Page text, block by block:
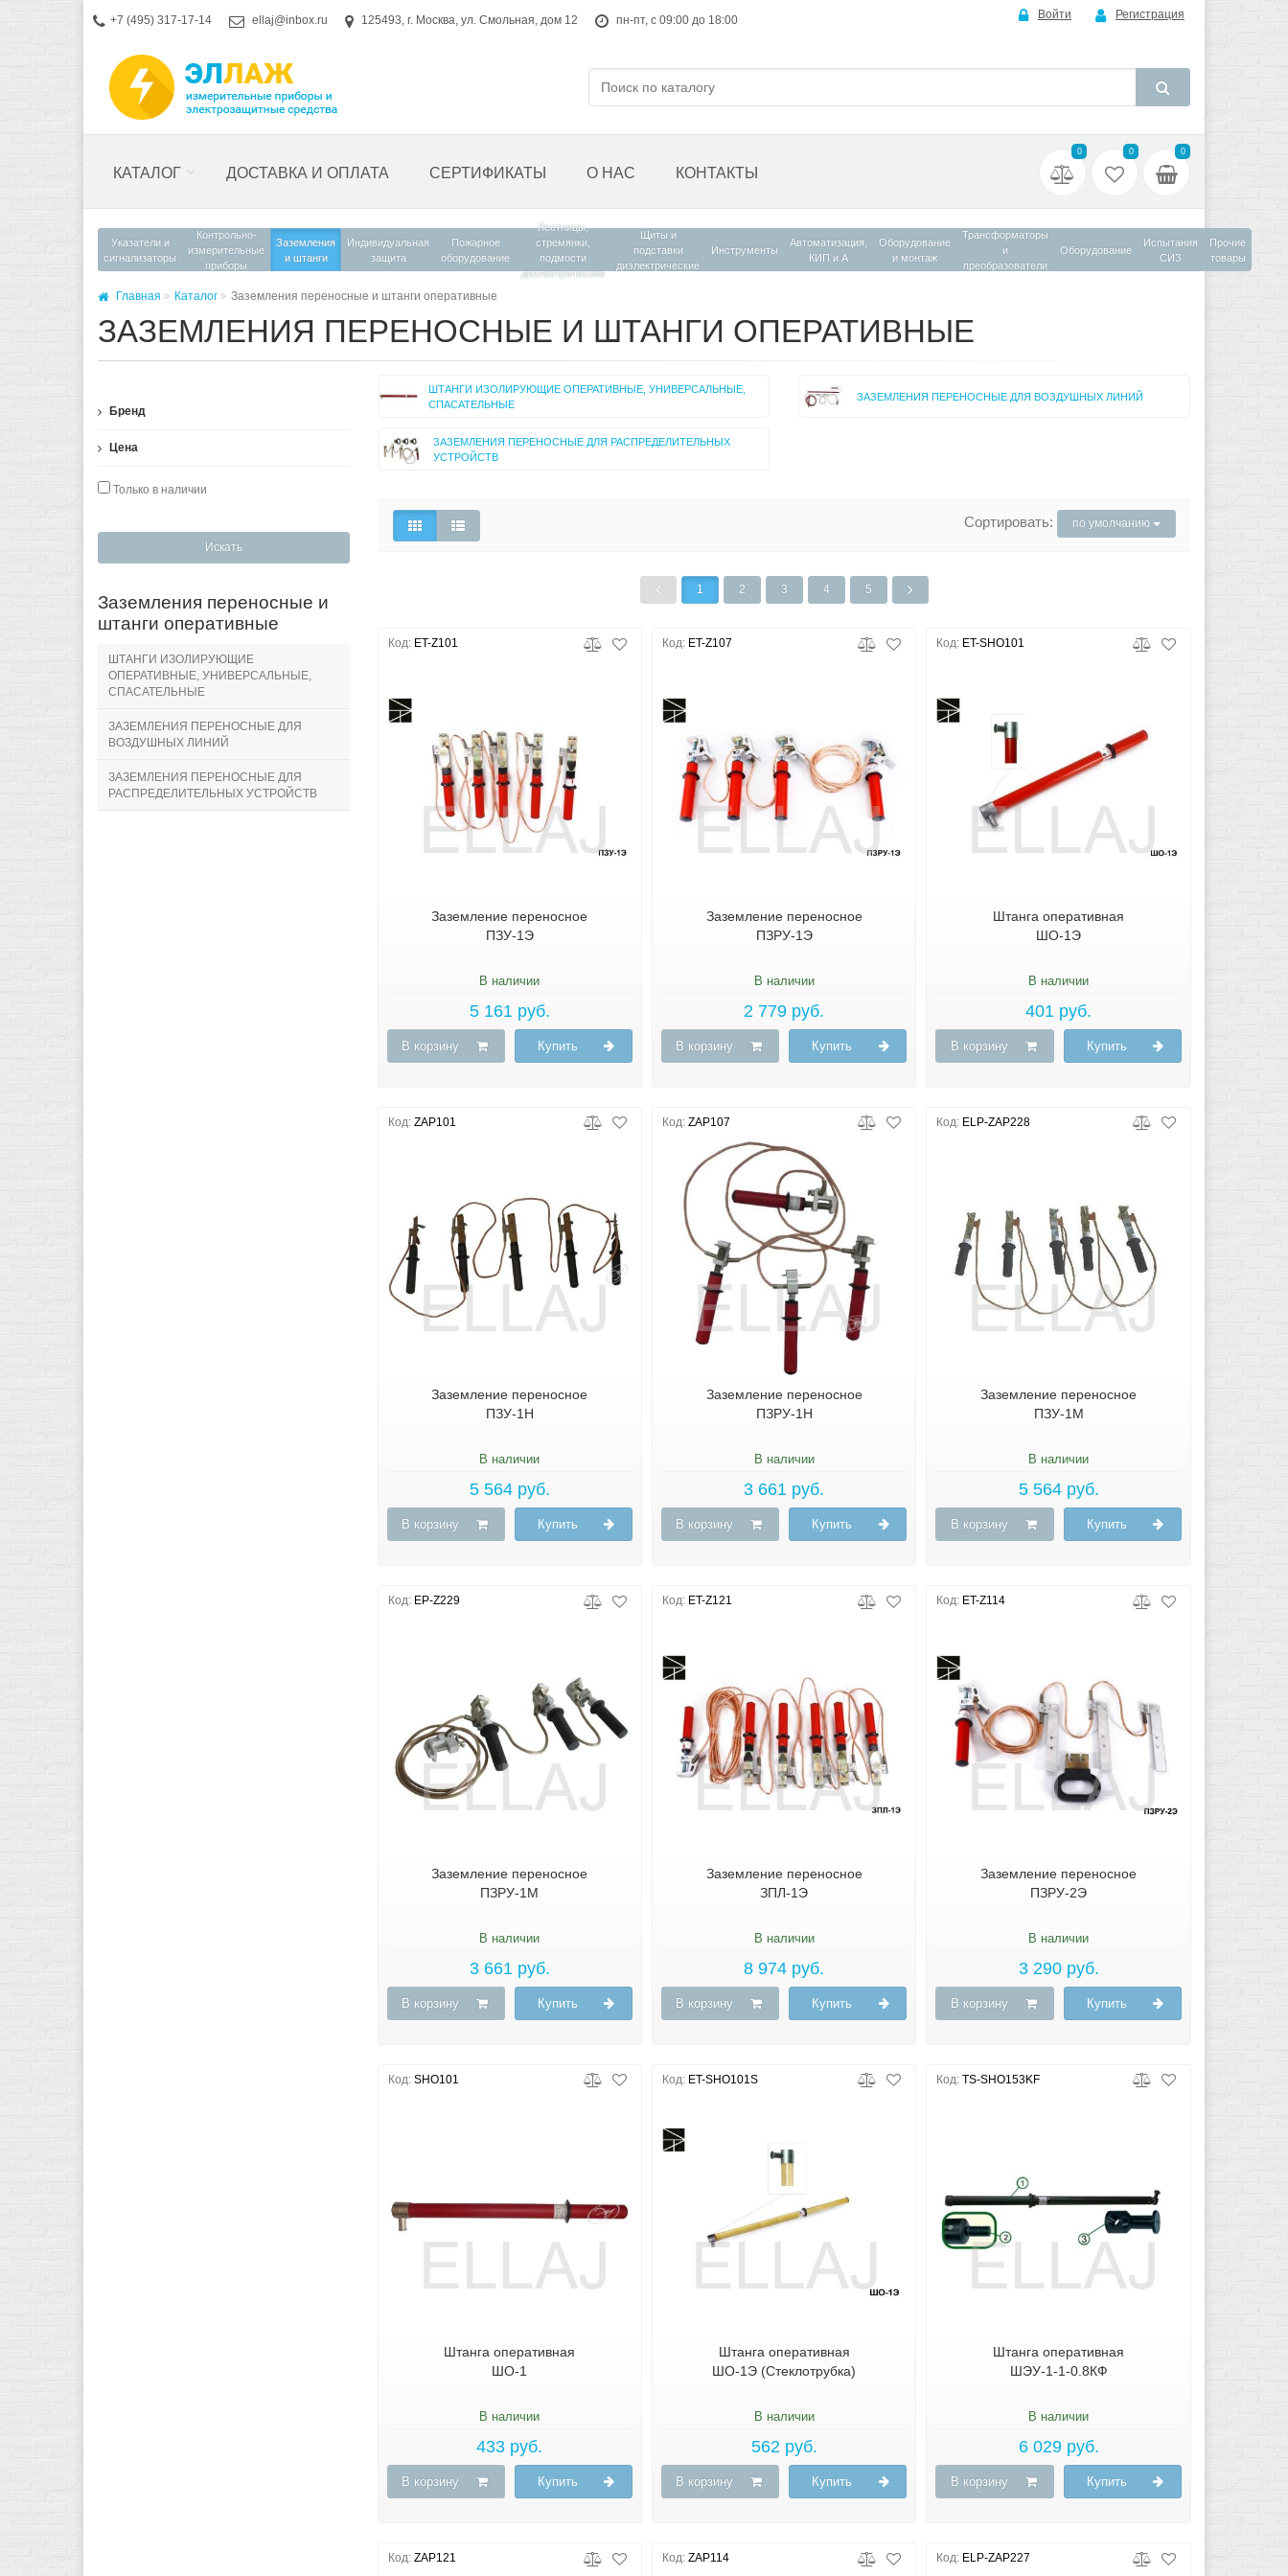
+7 (495) 317-17-14 ellaj@inbox.ru 125493, г. Москва, ул. Смольная, дом 12 пн-пт, с 09:00 до 18:00 Войти Регистрация
КАТАЛОГ ДОСТАВКА И ОПЛАТА СЕРТИФИКАТЫ О НАС КОНТАКТЫ
0 0 0
Указатели и
сигнализаторы
Контрольно-
измерительные
приборы
Заземления
и штанги
Индивидуальная
защита
Пожарное
оборудование
Лестницы,
стремянки,
подмости
диэлектрические
Щиты и
подставки
диэлектрические
Инструменты
Автоматизация,
КИП и А
Оборудование
и монтаж
Трансформаторы
и
преобразователи
Оборудование
Испытания
СИЗ
Прочие
товары
Главная Каталог Заземления переносные и штанги оперативные
ЗАЗЕМЛЕНИЯ ПЕРЕНОСНЫЕ И ШТАНГИ ОПЕРАТИВНЫЕ
Бренд
Цена
Только в наличии
Искать
Заземления переносные и
штанги оперативные
ШТАНГИ ИЗОЛИРУЮЩИЕ
ОПЕРАТИВНЫЕ, УНИВЕРСАЛЬНЫЕ,
СПАСАТЕЛЬНЫЕ
ЗАЗЕМЛЕНИЯ ПЕРЕНОСНЫЕ ДЛЯ
ВОЗДУШНЫХ ЛИНИЙ
ЗАЗЕМЛЕНИЯ ПЕРЕНОСНЫЕ ДЛЯ
РАСПРЕДЕЛИТЕЛЬНЫХ УСТРОЙСТВ
ШТАНГИ ИЗОЛИРУЮЩИЕ ОПЕРАТИВНЫЕ, УНИВЕРСАЛЬНЫЕ,
СПАСАТЕЛЬНЫЕ
ЗАЗЕМЛЕНИЯ ПЕРЕНОСНЫЕ ДЛЯ ВОЗДУШНЫХ ЛИНИЙ
ЗАЗЕМЛЕНИЯ ПЕРЕНОСНЫЕ ДЛЯ РАСПРЕДЕЛИТЕЛЬНЫХ
УСТРОЙСТВ
Сортировать: по умолчанию
1 2 3 4 5
Код: ET-Z101
Заземление переносное
ПЗУ-1Э
В наличии
5 161 руб.
В корзину Купить
Код: ET-Z107
Заземление переносное
ПЗРУ-1Э
В наличии
2 779 руб.
В корзину Купить
Код: ET-SHO101
Штанга оперативная
ШО-1Э
В наличии
401 руб.
В корзину Купить
Код: ZAP101
Заземление переносное
ПЗУ-1Н
В наличии
5 564 руб.
В корзину Купить
Код: ZAP107
Заземление переносное
ПЗРУ-1Н
В наличии
3 661 руб.
В корзину Купить
Код: ELP-ZAP228
Заземление переносное
ПЗУ-1М
В наличии
5 564 руб.
В корзину Купить
Код: EP-Z229
Заземление переносное
ПЗРУ-1М
В наличии
3 661 руб.
В корзину Купить
Код: ET-Z121
Заземление переносное
ЗПЛ-1Э
В наличии
8 974 руб.
В корзину Купить
Код: ET-Z114
Заземление переносное
ПЗРУ-2Э
В наличии
3 290 руб.
В корзину Купить
Код: SHO101
Штанга оперативная
ШО-1
В наличии
433 руб.
В корзину Купить
Код: ET-SHO101S
Штанга оперативная
ШО-1Э (Стеклотрубка)
В наличии
562 руб.
В корзину Купить
Код:TS-SHO153KF
Штанга оперативная
ШЭУ-1-1-0.8КФ
В наличии
6 029 руб.
В корзину Купить
Код: ZAP121 Код: ZAP114 Код: ELP-ZAP227